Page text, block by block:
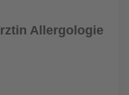
Allergologie